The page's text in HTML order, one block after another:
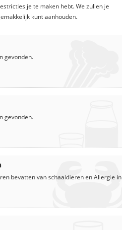
je te maken hebt. We zullen je
kunt aanhouden.
gevonden.
gevonden.
bevatten van schaaldieren enAllergie in